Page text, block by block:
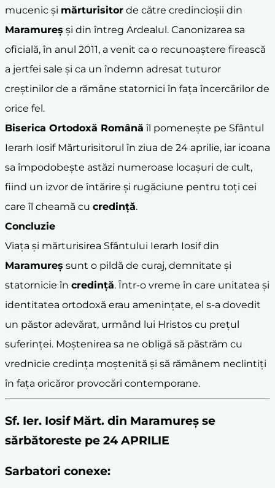
mucenic și mărturisitor de către credincioșii din
Maramureș și din întreg Ardealul. Canonizarea sa
oficială, în anul 2011, a venit ca o recunoaștere firească
a jertfei sale și ca un îndemn adresat tuturor
creștinilor de a rămâne statornici în fața încercărilor de
orice fel.
Biserica Ortodoxă Română îl pomenește pe Sfântul
Ierarh Iosif Mărturisitorul în ziua de 24 aprilie, iar icoana
sa împodobește astăzi numeroase locașuri de cult,
fiind un izvor de întărire și rugăciune pentru toți cei
care îl cheamă cu credință.
Concluzie
Viața și mărturisirea Sfântului Ierarh Iosif din
Maramureș sunt o pildă de curaj, demnitate și
statornicie în credință. Într-o vreme în care unitatea și
identitatea ortodoxă erau amenințate, el s-a dovedit
un păstor adevărat, urmând lui Hristos cu prețul
suferinței. Moștenirea sa ne obligă să păstrăm cu
vrednicie credința moștenită și să rămânem neclintiți
în fața oricăror provocări contemporane.
Sf. Ier. Iosif Mărt. din Maramureș se
sărbătoreste pe 24 APRILIE
Sarbatori conexe: